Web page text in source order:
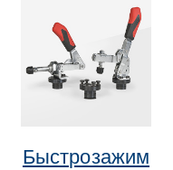
Быстрозажим